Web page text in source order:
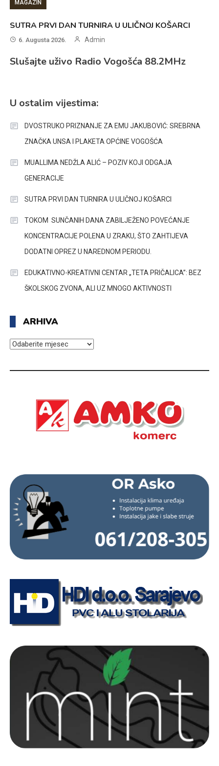
MAGAZIN
SUTRA PRVI DAN TURNIRA U ULIČNOJ KOŠARCI
6. Augusta 2026. Admin
Slušajte uživo Radio Vogošća 88.2MHz
U ostalim vijestima:
DVOSTRUKO PRIZNANJE ZA EMU JAKUBOVIĆ: SREBRNA
ZNAČKA UNSA I PLAKETA OPĆINE VOGOŠĆA
MUALLIMA NEDŽLA ALIĆ – POZIV KOJI ODGAJA
GENERACIJE
SUTRA PRVI DAN TURNIRA U ULIČNOJ KOŠARCI
TOKOM SUNČANIH DANA ZABILJEŽENO POVEĆANJE
KONCENTRACIJE POLENA U ZRAKU, ŠTO ZAHTIJEVA
DODATNI OPREZ U NAREDNOM PERIODU.
EDUKATIVNO-KREATIVNI CENTAR „TETA PRIČALICA”: BEZ
ŠKOLSKOG ZVONA, ALI UZ MNOGO AKTIVNOSTI
ARHIVA
ARHIVA